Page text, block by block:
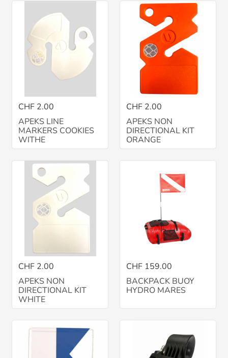
CHF 2.00
APEKS LINE
MARKERS COOKIES
WITHE
CHF 2.00
APEKS NON
DIRECTIONAL KIT
ORANGE
CHF 2.00
APEKS NON
DIRECTIONAL KIT
WHITE
CHF 159.00
BACKPACK BUOY
HYDRO MARES